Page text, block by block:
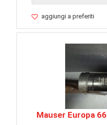
aggiungi a preferiti
Mauser Europa 66